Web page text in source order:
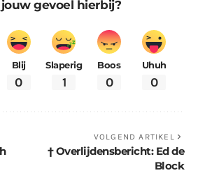
gevoel hierbij?
Blij
0
Slaperig
1
Boos
0
Uhuh
0
VOLGEND ARTIKEL
† Overlijdensbericht: Ed de
Block